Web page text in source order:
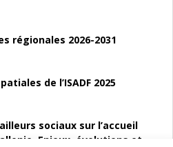
régionales 2026-2031
de l’ISADF 2025
sociaux sur l’accueil
Enjeux, évolutions et